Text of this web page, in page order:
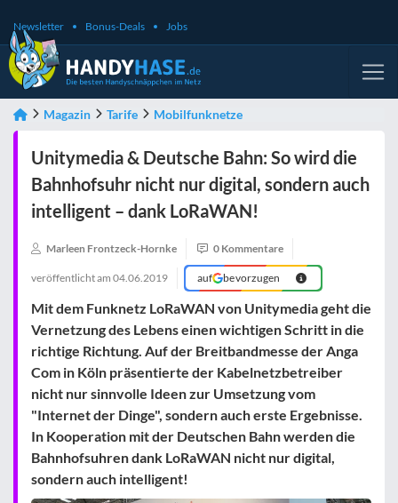
Newsletter Bonus-Deals Jobs
Magazin Tarife Mobilfunknetze
Unitymedia & Deutsche Bahn: So wird die
Bahnhofsuhr nicht nur digital, sondern auch
intelligent – dank LoRaWAN!
Marleen Frontzeck-Hornke 0 Kommentare
veröffentlicht am 04.06.2019 auf bevorzugen
Mit dem Funknetz LoRaWAN von Unitymedia geht die
Vernetzung des Lebens einen wichtigen Schritt in die
richtige Richtung. Auf der Breitbandmesse der Anga
Com in Köln präsentierte der Kabelnetzbetreiber
nicht nur sinnvolle Ideen zur Umsetzung vom
"Internet der Dinge", sondern auch erste Ergebnisse.
In Kooperation mit der Deutschen Bahn werden die
Bahnhofsuhren dank LoRaWAN nicht nur digital,
sondern auch intelligent!